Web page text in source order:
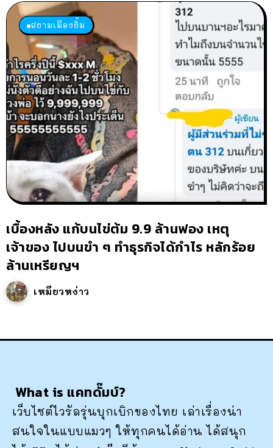
สยามเมืองยิ้ม
เบื้องหลัง แก้บนไข่ต้ม 9.9 ล้านฟอง เหตุ
เจ้าของ ไปบนขำ ๆ ทำธุรกิจได้กำไร หลักร้อย
ล้านเหรียญฯ
เหมียวหง่าว
What is แคทดั๊มบ์?
เว็บไซต์ไวรัลรุ่นบุกเบิกของไทย เล่าเรื่องน่า
สนใจในแบบแมวๆ ให้ทุกคนได้อ่าน ได้สนุก